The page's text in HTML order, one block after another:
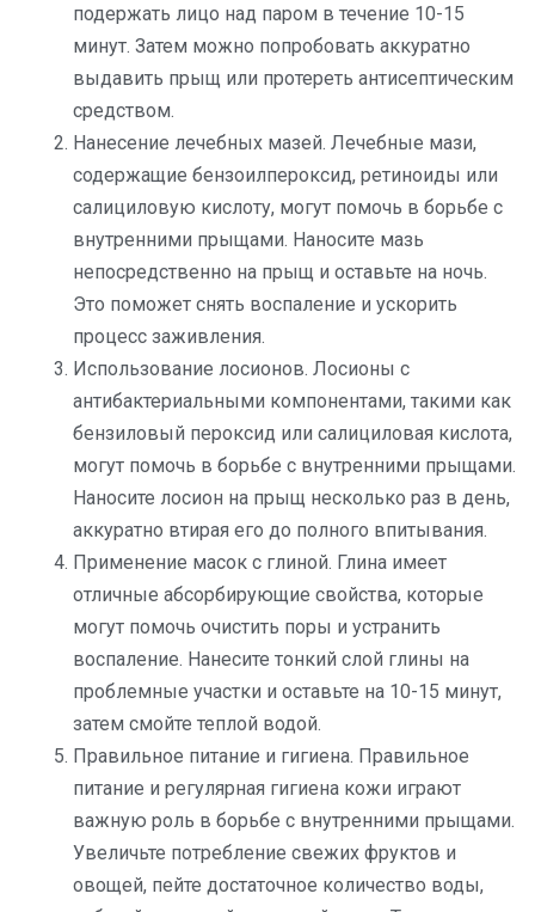
подержать лицо над паром в течение 10-15
минут. Затем можно попробовать аккуратно
выдавить прыщ или протереть антисептическим
средством.
Нанесение лечебных мазей. Лечебные мази,
содержащие бензоилпероксид, ретиноиды или
салициловую кислоту, могут помочь в борьбе с
внутренними прыщами. Наносите мазь
непосредственно на прыщ и оставьте на ночь.
Это поможет снять воспаление и ускорить
процесс заживления.
Использование лосионов. Лосионы с
антибактериальными компонентами, такими как
бензиловый пероксид или салициловая кислота,
могут помочь в борьбе с внутренними прыщами.
Наносите лосион на прыщ несколько раз в день,
аккуратно втирая его до полного впитывания.
Применение масок с глиной. Глина имеет
отличные абсорбирующие свойства, которые
могут помочь очистить поры и устранить
воспаление. Нанесите тонкий слой глины на
проблемные участки и оставьте на 10-15 минут,
затем смойте теплой водой.
Правильное питание и гигиена. Правильное
питание и регулярная гигиена кожи играют
важную роль в борьбе с внутренними прыщами.
Увеличьте потребление свежих фруктов и
овощей, пейте достаточное количество воды,